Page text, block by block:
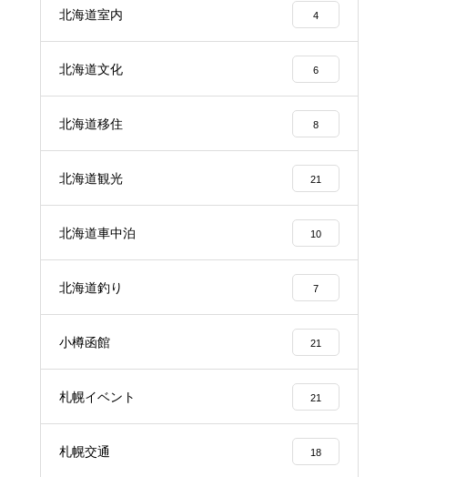
北海道室内 4
北海道文化 6
北海道移住 8
北海道観光 21
北海道車中泊 10
北海道釣り 7
小樽函館 21
札幌イベント 21
札幌交通 18